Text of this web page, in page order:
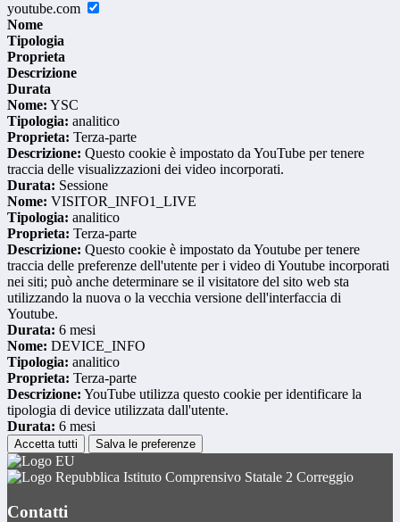
youtube.com
Nome
Tipologia
Proprieta
Descrizione
Durata
Nome: YSC
Tipologia: analitico
Proprieta: Terza-parte
Descrizione: Questo cookie è impostato da YouTube per tenere
traccia delle visualizzazioni dei video incorporati.
Durata: Sessione
Nome: VISITOR_INFO1_LIVE
Tipologia: analitico
Proprieta: Terza-parte
Descrizione: Questo cookie è impostato da Youtube per tenere
traccia delle preferenze dell'utente per i video di Youtube incorporati
nei siti; può anche determinare se il visitatore del sito web sta
utilizzando la nuova o la vecchia versione dell'interfaccia di
Youtube.
Durata: 6 mesi
Nome: DEVICE_INFO
Tipologia: analitico
Proprieta: Terza-parte
Descrizione: YouTube utilizza questo cookie per identificare la
tipologia di device utilizzata dall'utente.
Durata: 6 mesi
Accetta tutti Salva le preferenze
Istituto Comprensivo Statale 2 Correggio
Contatti